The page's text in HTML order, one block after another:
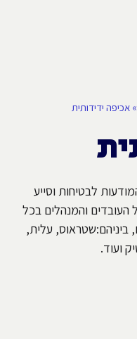
»אכיפה ידידותית
לבטיחות וסייע
והמנהלים בכל
ביניהם:שטראוס, עלית,
ועוד.